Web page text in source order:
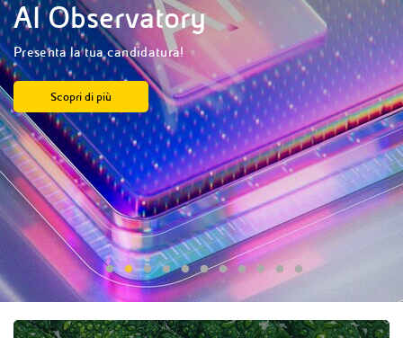
AI Observatory
Presenta la tua candidatura!
Scopri di più